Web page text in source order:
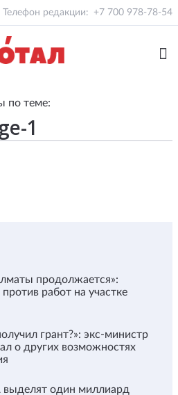
Телефон редакции: +7 700 978-78-54
по теме:
продолжается»:
работ на участке
грант?»: экс-министр
о других возможностях
один миллиард